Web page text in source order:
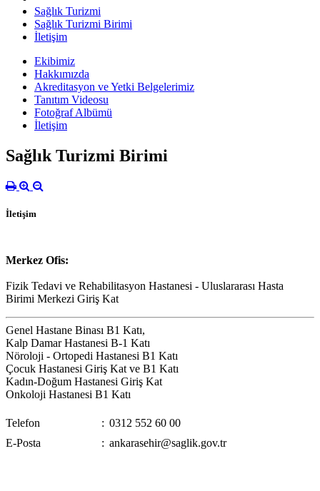
Sağlık Turizmi
Sağlık Turizmi Birimi
İletişim
Ekibimiz
Hakkımızda
Akreditasyon ve Yetki Belgelerimiz
Tanıtım Videosu
Fotoğraf Albümü
İletişim
Sağlık Turizmi Birimi
İletişim
Merkez Ofis:
Fizik Tedavi ve Rehabilitasyon Hastanesi - Uluslararası Hasta
Birimi Merkezi Giriş Kat
Genel Hastane Binası B1 Katı,
Kalp Damar Hastanesi B-1 Katı
Nöroloji - Ortopedi Hastanesi B1 Katı
Çocuk Hastanesi Giriş Kat ve B1 Katı
Kadın-Doğum Hastanesi Giriş Kat
Onkoloji Hastanesi B1 Katı
Telefon : 0312 552 60 00
E-Posta
: ankarasehir@saglik.gov.tr